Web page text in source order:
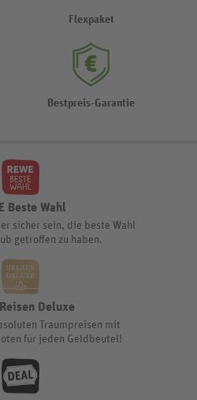
Flexpaket
Bestpreis-Garantie
Beste Wahl
sicher sein, die beste Wahl
getroffen zu haben.
Reisen Deluxe
Traumpreisen mit
für jeden Geldbeutel!